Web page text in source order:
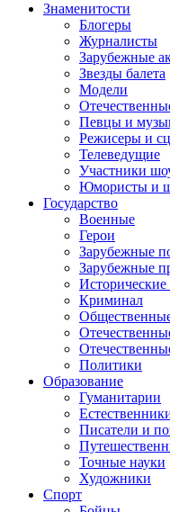
Знаменитости
Блогеры
Журналисты
Зарубежные
Звезды балета
Модели
Певцы и
Режисеры и
Телеведущие
Участники
Юмористы и
Государство
Военные
Герои
Зарубежные
Зарубежные
Исторические
Криминал
Политики
Образование
Гуманитарии
Писатели и
Точные науки
Художники
Спорт